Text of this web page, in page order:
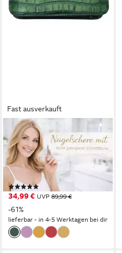
Fast ausverkauft
ELOMODA
Maniküre-Kosmetik-Etui
Maniküre Pediküre Set 12-
teilig Solingen Qualität Made
in Germany –, 12 tlg., Made in
Germany
(1)
34,99 € UVP 89,99 €
-61%
lieferbar - in 4-5 Werktagen bei dir